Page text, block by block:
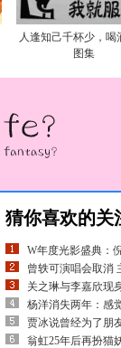
人逢知己千杯少，喝
图集
猜你喜欢的关
W年度光影盛典：
曾轶可演唱会取消
关之琳与李嘉欣现
杨洋消失两年：感
贾冰说曾经为了朋
翁虹25年后再扮猫